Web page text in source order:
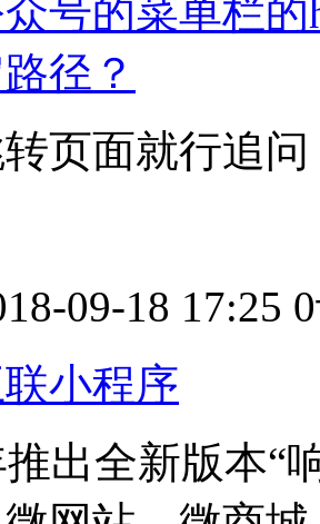
号的菜单栏
径？
页面就行追问
09-18 17:25
小程序
推出全新版本“